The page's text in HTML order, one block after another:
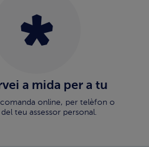
a mida per a tu
comanda online, per telèfon o
teu assessor personal.